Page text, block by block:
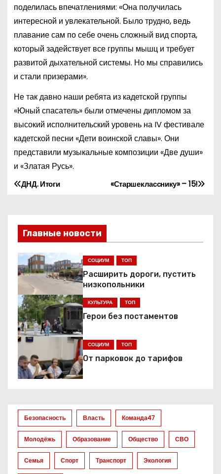
поделилась впечатлениями: «Она получилась
интересной и увлекательной. Было трудно, ведь
плавание сам по себе очень сложный вид спорта,
который задействует все группы мышц и требует
развитой дыхательной системы. Но мы справились
и стали призерами».
Не так давно наши ребята из кадетской группы
«Юный спасатель» были отмечены дипломом за
высокий исполнительский уровень на IVфестивале
кадетской песни «Дети воинской славы». Они
представили музыкальные композиции «Две души»
и «Златая Русь».
Н
в
и
г
а
ц
и
я
п
«Старшекласснику» – 15!
ДНД. Итоги
Главные новости
СОЦИУМ ТОП
Расширить дороги, пустить
низкопольники
КУЛЬТУРА ТОП
Герои без постаментов
СОЦИУМ ТОП
От парковок до тарифов
Безопасность Власть Команда47
Молодёжь Образование Общество СВО
Семья Спорт Транспорт Экология